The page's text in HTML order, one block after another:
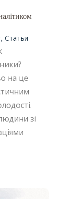
, Статьи
на це
зі